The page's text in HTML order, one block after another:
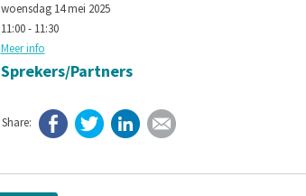
woensdag 14 mei 2025
11:00 - 11:30
Meer info
Sprekers/Partners
FacebookTwitterLinkedInE-mail